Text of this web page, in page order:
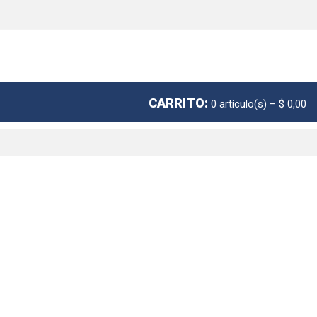
CARRITO: 0 artículo(s) – $ 0,00